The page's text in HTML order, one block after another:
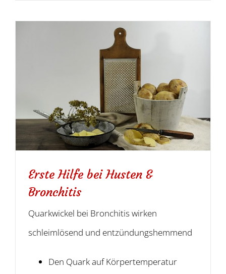
Erste Hilfe bei Husten &
Bronchitis
Quarkwickel bei Bronchitis wirken
schleimlösend und entzündungshemmend
Den Quark auf Körpertemperatur